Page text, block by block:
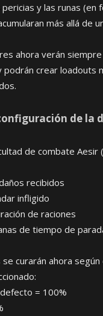
y las runas (en
más allá de
ahora verán
podrán crear loadouts
de la
de combate Aesir
recibidos
infligido
de raciones
de tiempo de
curarán ahora
= 100%